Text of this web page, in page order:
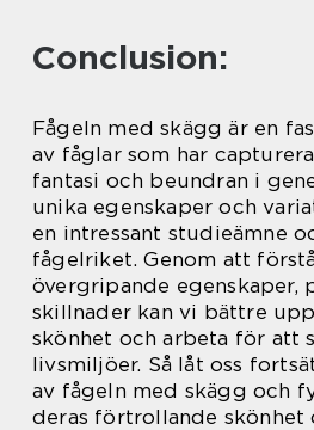
Conclusion:
Fågeln med skägg är en
av fåglar som har
fantasi och beundran i
unika egenskaper och
en intressant studieämne
fågelriket. Genom att
övergripande egenskaper,
skillnader kan vi bättre
skönhet och arbeta för att
livsmiljöer. Så låt oss
av fågeln med skägg och
deras förtrollande skönhet